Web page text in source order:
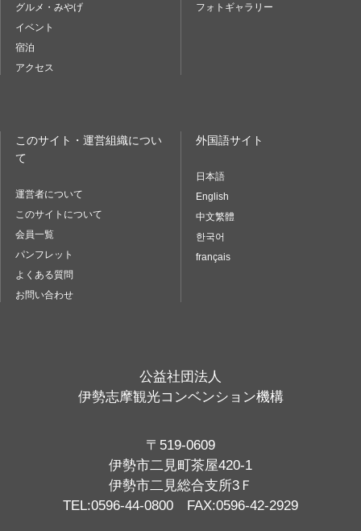
グルメ・みやげ
イベント
宿泊
アクセス
フォトギャラリー
このサイト・運営組織につい
て
運営者について
このサイトについて
会員一覧
パンフレット
よくある質問
お問い合わせ
外国語サイト
日本語
English
中文繁體
한국어
français
公益社団法人
伊勢志摩観光コンベンション機構
〒519-0609
伊勢市二見町茶屋420-1
伊勢市二見総合支所3Ｆ
TEL:0596-44-0800 FAX:0596-42-2929